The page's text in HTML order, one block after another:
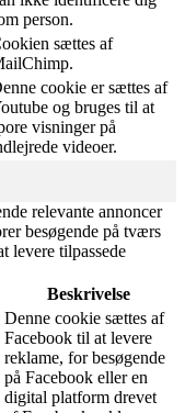
person.
sættes af
cookie er sættes af
og bruges til at
visninger på
videoer.
relevante annoncer
besøgende på tværs
levere tilpassede
Beskrivelse
Denne cookie sættes af
Facebook til at levere
reklame, for besøgende
på Facebook eller en
digital platform drevet